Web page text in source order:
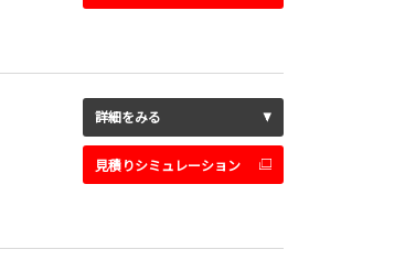
詳細をみる
見積りシミュレーション